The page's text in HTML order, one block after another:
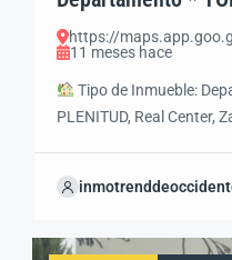
Real, Zapopan, Jal.
https://
11 meses hace
Tipo de Inmueble:
PLENITUD, Real Center,
Inmediata.
baños: 0 Cochera: 1